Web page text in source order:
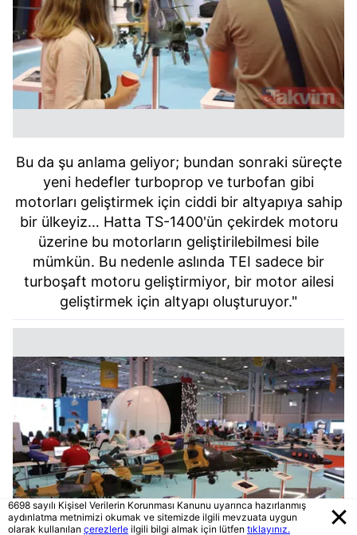
Bu da şu anlama geliyor; bundan sonraki süreçte
yeni hedefler turboprop ve turbofan gibi
motorları geliştirmek için ciddi bir altyapıya sahip
bir ülkeyiz… Hatta TS-1400'ün çekirdek motoru
üzerine bu motorların geliştirilebilmesi bile
mümkün. Bu nedenle aslında TEI sadece bir
turboşaft motoru geliştirmiyor, bir motor ailesi
geliştirmek için altyapı oluşturuyor."
6698 sayılı Kişisel Verilerin Korunması Kanunu uyarınca hazırlanmış
aydınlatma metnimizi okumak ve sitemizde ilgili mevzuata uygun
olarak kullanılan çerezlerle ilgili bilgi almak için lütfen tıklayınız.